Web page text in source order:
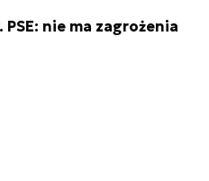
nie ma zagrożenia